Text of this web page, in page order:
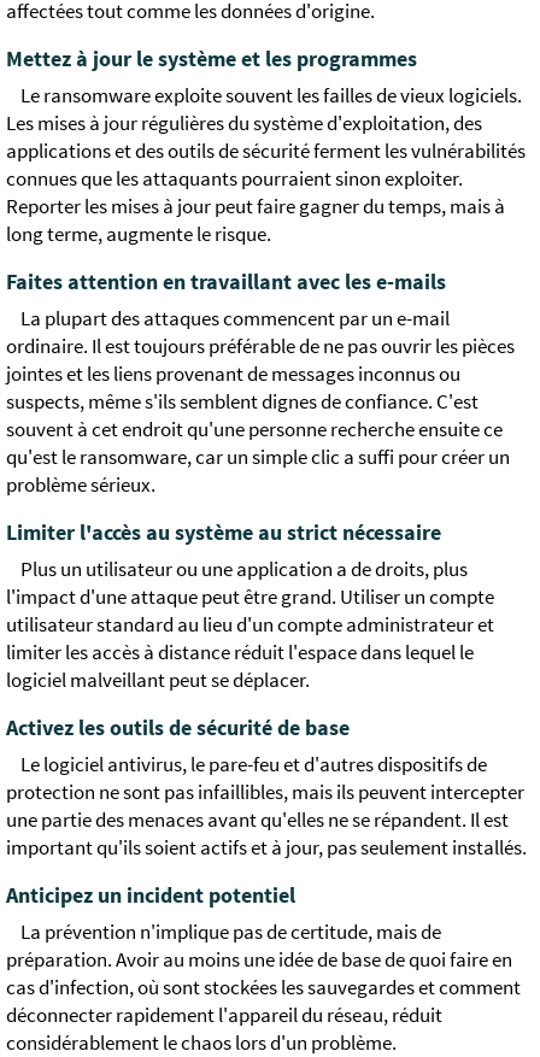
affectées tout comme les données d'origine.
Mettez à jour le système et les programmes
Le ransomware exploite souvent les failles de vieux logiciels.
Les mises à jour régulières du système d'exploitation, des
applications et des outils de sécurité ferment les vulnérabilités
connues que les attaquants pourraient sinon exploiter.
Reporter les mises à jour peut faire gagner du temps, mais à
long terme, augmente le risque.
Faites attention en travaillant avec les e-mails
La plupart des attaques commencent par un e-mail
ordinaire. Il est toujours préférable de ne pas ouvrir les pièces
jointes et les liens provenant de messages inconnus ou
suspects, même s'ils semblent dignes de confiance. C'est
souvent à cet endroit qu'une personne recherche ensuite ce
qu'est le ransomware, car un simple clic a suffi pour créer un
problème sérieux.
Limiter l'accès au système au strict nécessaire
Plus un utilisateur ou une application a de droits, plus
l'impact d'une attaque peut être grand. Utiliser un compte
utilisateur standard au lieu d'un compte administrateur et
limiter les accès à distance réduit l'espace dans lequel le
logiciel malveillant peut se déplacer.
Activez les outils de sécurité de base
Le logiciel antivirus, le pare-feu et d'autres dispositifs de
protection ne sont pas infaillibles, mais ils peuvent intercepter
une partie des menaces avant qu'elles ne se répandent. Il est
important qu'ils soient actifs et à jour, pas seulement installés.
Anticipez un incident potentiel
La prévention n'implique pas de certitude, mais de
préparation. Avoir au moins une idée de base de quoi faire en
cas d'infection, où sont stockées les sauvegardes et comment
déconnecter rapidement l'appareil du réseau, réduit
considérablement le chaos lors d'un problème.